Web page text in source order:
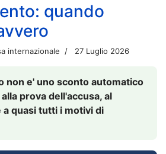
quando
internazionale 27 Luglio 2026
non e' uno sconto automatico
prova dell'accusa, al
quasi tutti i motivi di